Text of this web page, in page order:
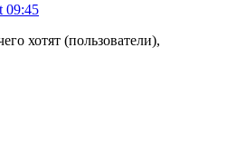
09:45
хотят (пользователи),